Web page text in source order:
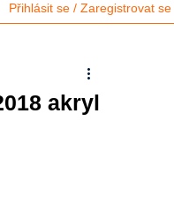
Přihlásit se / Zaregistrovat se
akryl